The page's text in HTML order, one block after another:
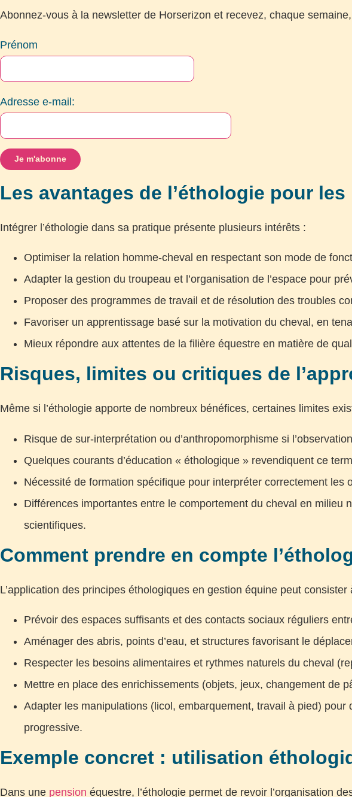
Abonnez-vous à la newsletter de Horserizon et recevez, chaque
Prénom
Adresse e-mail:
Les avantages de l’éthologie pour
Intégrer l’éthologie dans sa pratique présente plusieurs intérêts :
Optimiser la relation homme-cheval en respectant son mode de
Adapter la gestion du troupeau et l’organisation de l’espace pour
Proposer des programmes de travail et de résolution des troubles
Favoriser un apprentissage basé sur la motivation du cheval, en
Mieux répondre aux attentes de la filière équestre en matière de
Risques, limites ou critiques de
Même si l’éthologie apporte de nombreux bénéfices, certaines limites
Risque de sur-interprétation ou d’anthropomorphisme si
Quelques courants d’éducation « éthologique » revendiquent ce
Nécessité de formation spécifique pour interpréter correctement
Différences importantes entre le comportement du cheval en milieu
scientifiques.
Comment prendre en compte
L’application des principes éthologiques en gestion équine peut consister
Prévoir des espaces suffisants et des contacts sociaux réguliers
Aménager des abris, points d’eau, et structures favorisant le
Respecter les besoins alimentaires et rythmes naturels du cheval
Mettre en place des enrichissements (objets, jeux, changement de
Adapter les manipulations (licol, embarquement, travail à pied)
progressive.
Exemple concret : utilisation
Dans une pension équestre, l’éthologie permet de revoir l’organisation